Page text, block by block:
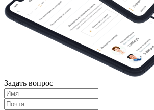
Задать вопрос